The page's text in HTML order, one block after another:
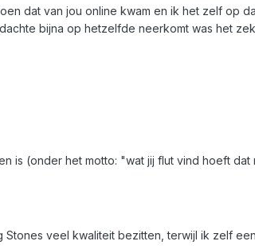
dat van jou online kwam en ik het zelf op
bijna op hetzelfde neerkomt was het
is (onder het motto: "wat jij flut vind hoeft dat
veel kwaliteit bezitten, terwijl ik zelf